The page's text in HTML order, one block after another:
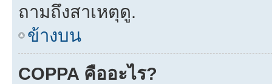
ถามถึงสาเหตุดู.
ข้างบน
COPPA คืออะไร?